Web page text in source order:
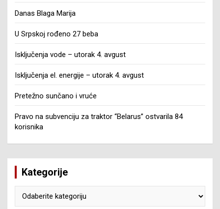
Danas Blaga Marija
U Srpskoj rođeno 27 beba
Isključenja vode – utorak 4. avgust
Isključenja el. energije – utorak 4. avgust
Pretežno sunčano i vruće
Pravo na subvenciju za traktor “Belarus” ostvarila 84
korisnika
Kategorije